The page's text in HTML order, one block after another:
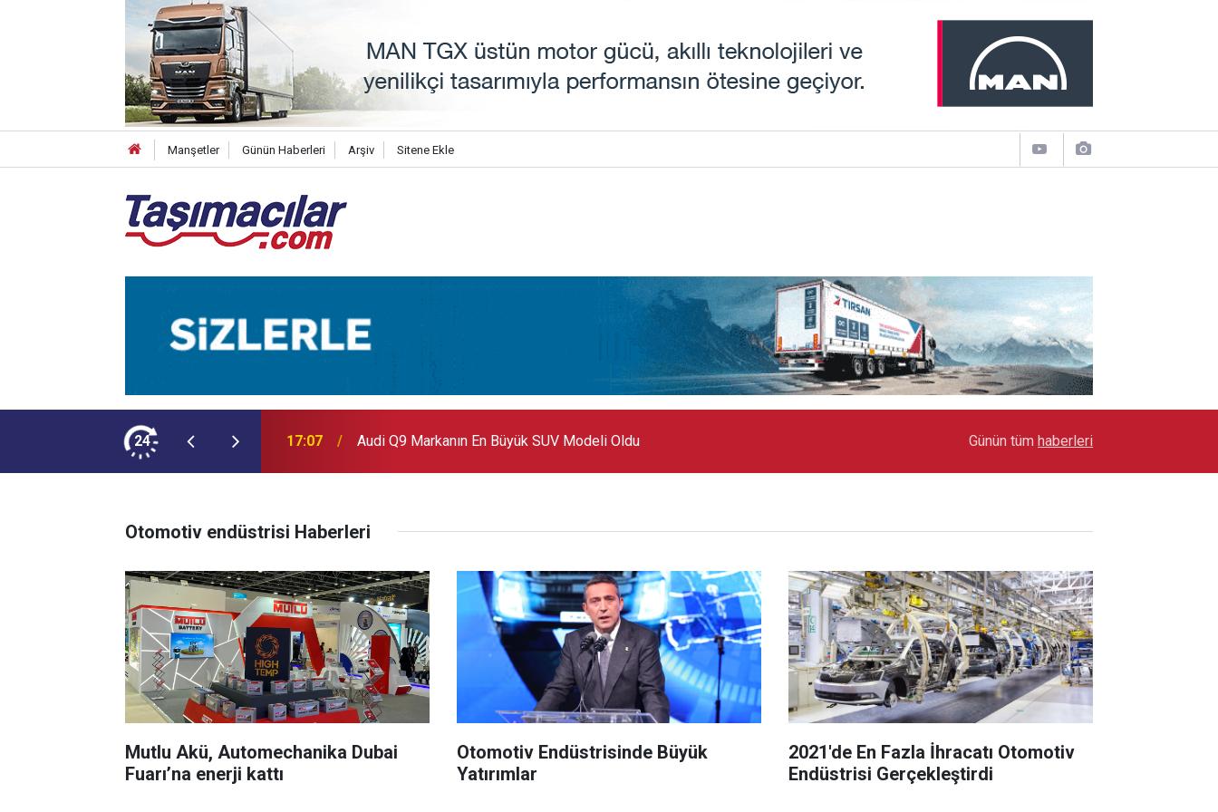
Manşetler Günün Haberleri Arşiv Sitene Ekle
24
NEOPLAN Skyliner Ekledi 17:07 Audi Q9 Markanın En Büyük SUV Modeli Oldu Toyota Otomotiv Sanayi Türkiye Üretime Ara
Günün tüm haberleri
Otomotiv endüstrisi Haberleri
Mutlu Akü, Automechanika Dubai
Fuarı’na enerji kattı
Otomotiv Endüstrisinde Büyük
Yatırımlar
2021'de En Fazla İhracatı Otomotiv
Endüstrisi Gerçekleştirdi